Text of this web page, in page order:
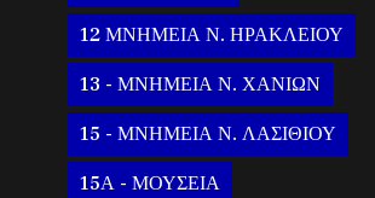
12 ΜΝΗΜΕΙΑ Ν. ΗΡΑΚΛΕΙΟΥ
13 - ΜΝΗΜΕΙΑ Ν. ΧΑΝΙΩΝ
15 - ΜΝΗΜΕΙΑ Ν. ΛΑΣΙΘΙΟΥ
15Α - ΜΟΥΣΕΙΑ